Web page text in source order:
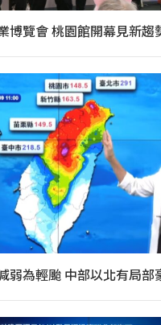
博覽會 桃園館開幕見新趨
弱為輕颱 中部以北有局部